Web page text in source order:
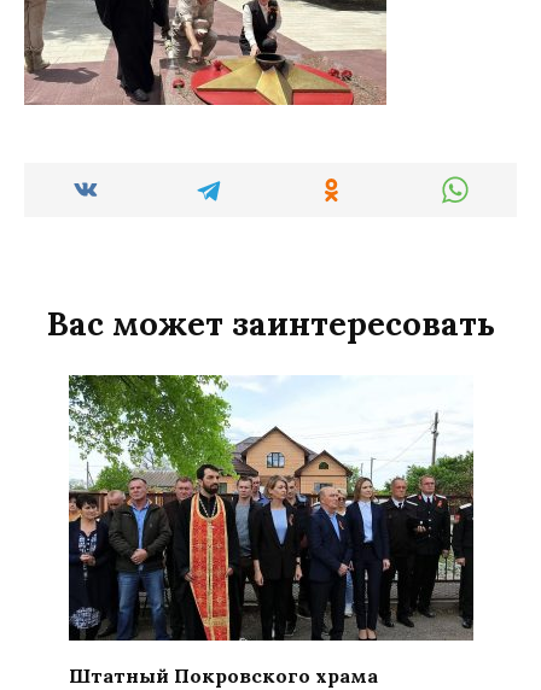
Вас может заинтересовать
Штатный Покровского храма